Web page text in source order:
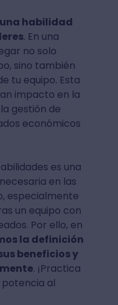
habilidad
. En una
no solo
sino también
tu equipo. Esta
impacto en la
gestión de
económicos
es una
en las
especialmente
un equipo con
Por ello, en
la definición
beneficios y
. ¡Practica
al